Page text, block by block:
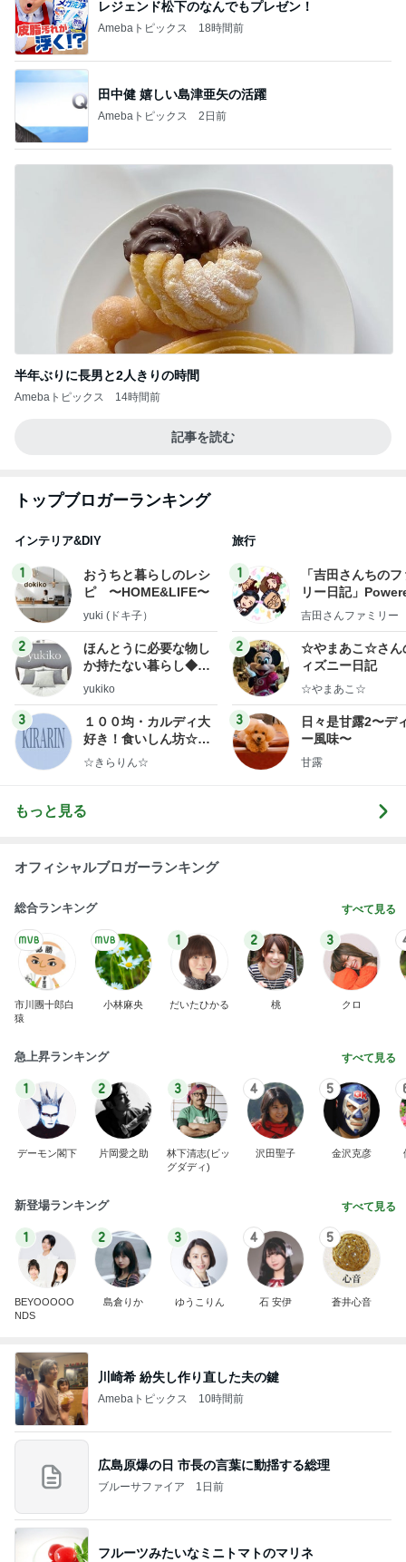
レジェンド松下のなんでもプレゼン！
Amebaトピックス 18時間前
田中健 嬉しい島津亜矢の活躍
Amebaトピックス 2日前
半年ぶりに長男と2人きりの時間
Amebaトピックス 14時間前
記事を読む
トップブロガーランキング
インテリア&DIY
1
おうちと暮らしのレシ
ピ 〜HOME&LIFE〜
yuki (ドキ子）
2
ほんとうに必要な物し
か持たない暮らし◆Ke
ep Life Simple◆〜イ
yukiko
3
１００均・カルディ大
好き！食いしん坊☆き
らりん☆のブログ
☆きらりん☆
旅行
1
「吉田さんちの
リー日記」
y Ameba 吉田さ
ログ
吉田さんファミリー
2
☆やまあこ☆さん
ィズニー日記
☆やまあこ☆
3
日々是甘露2〜デ
ー風味〜
甘露
もっと見る
オフィシャルブロガーランキング
総合ランキング すべて見る
市川團十郎白
猿
小林麻央
1
だいたひかる
2
桃
3
クロ
急上昇ランキング すべて見る
1
デーモン閣下
2
片岡愛之助
3
林下清志(ビッ
グダディ)
4
沢田聖子
5
金沢克彦
新登場ランキング すべて見る
1
BEYOOOOO
NDS
2
島倉りか
3
ゆうこりん
4
石 安伊
5
蒼井心音
川崎希 紛失し作り直した夫の鍵
Amebaトピックス 10時間前
広島原爆の日 市長の言葉に動揺する総理
ブルーサファイア 1日前
フルーツみたいなミニトマトのマリネ